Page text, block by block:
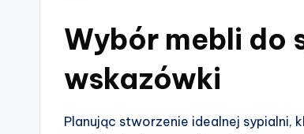
Wybór mebli do
wskazówki
Planując stworzenie idealnej sypialni,